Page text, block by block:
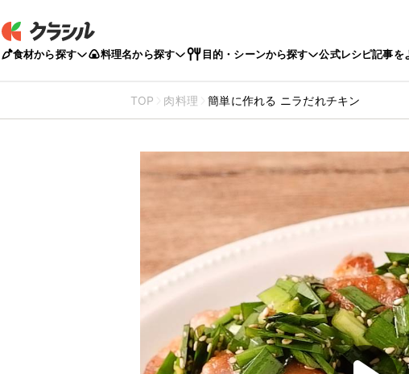
食材から探す 料理名から探す 目的・シーンから探す 公式レシピ記事を
TOP 肉料理 簡単に作れる ニラだれチキン